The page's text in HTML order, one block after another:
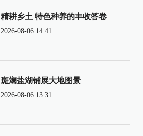
精耕乡土 特色种养的丰收答卷
2026-08-06 14:41
斑斓盐湖铺展大地图景
2026-08-06 13:31